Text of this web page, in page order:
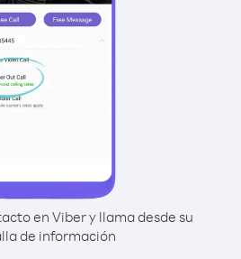
en Viber y llama desde su
de información